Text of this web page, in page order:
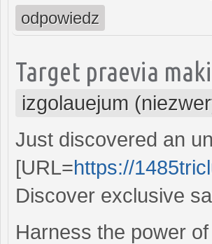
odpowiedz
Target praevia
izgolauejum
Just discovered an
[URL=https://
Discover exclusive
Harness the power